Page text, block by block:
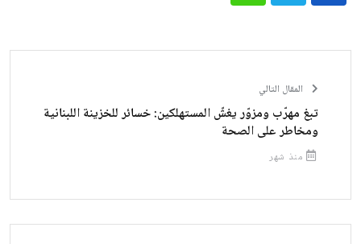
المقال التالي
تبغ مهرّب ومزوّر يغشّ المستهلكين: خسائر للخزينة اللبنانية
ومخاطر على الصحة
منذ شهر